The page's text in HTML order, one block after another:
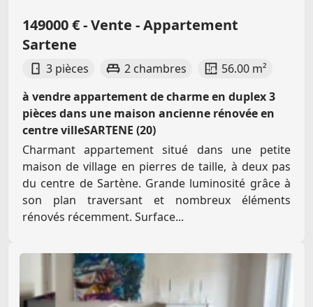
149000 € - Vente - Appartement
Sartene
3 pièces 2 chambres
56.00 m²
à vendre appartement de charme en duplex 3
pièces dans une maison ancienne rénovée en
centre villeSARTENE (20)
Charmant appartement situé dans une petite
maison de village en pierres de taille, à deux pas
du centre de Sartène. Grande luminosité grâce à
son plan traversant et nombreux éléments
rénovés récemment. Surface...